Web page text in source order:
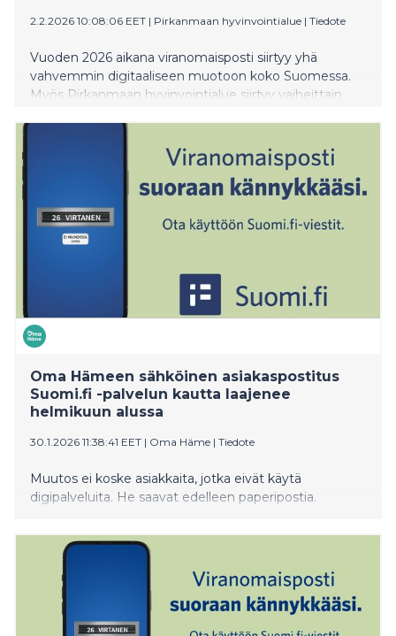
2.2.2026 10:08:06 EET | Pirkanmaan hyvinvointialue | Tiedote
Vuoden 2026 aikana viranomaisposti siirtyy yhä
vahvemmin digitaaliseen muotoon koko Suomessa.
Myös Pirkanmaan hyvinvointialue siirtyy vaiheittain
Oma Hämeen sähköinen asiakaspostitus
Suomi.fi -palvelun kautta laajenee
helmikuun alussa
30.1.2026 11:38:41 EET | Oma Häme | Tiedote
Muutos ei koske asiakkaita, jotka eivät käytä
digipalveluita. He saavat edelleen paperipostia.